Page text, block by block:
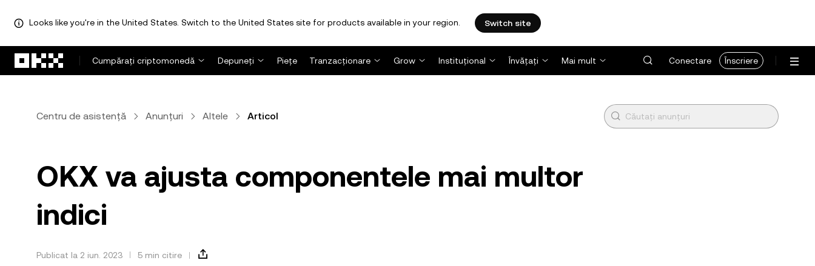
Looks like you're in the United States. Switch to the United States site for products available in your region. Switch site
Cumpărați criptomonedă
Depuneți Piețe Tranzacționare Grow Instituțional Învățați Mai mult Conectare Înscriere
Centru de asistență Anunțuri Altele Articol
OKX va ajusta componentele mai multor
indici
Publicat la 2 iun. 2023 5 min citire